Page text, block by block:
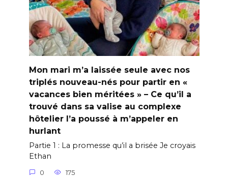
Mon mari m’a laissée seule avec nos
triplés nouveau-nés pour partir en «
vacances bien méritées » – Ce qu’il a
trouvé dans sa valise au complexe
hôtelier l’a poussé à m’appeler en
hurlant
Partie 1 : La promesse qu’il a brisée Je croyais
Ethan
0 175